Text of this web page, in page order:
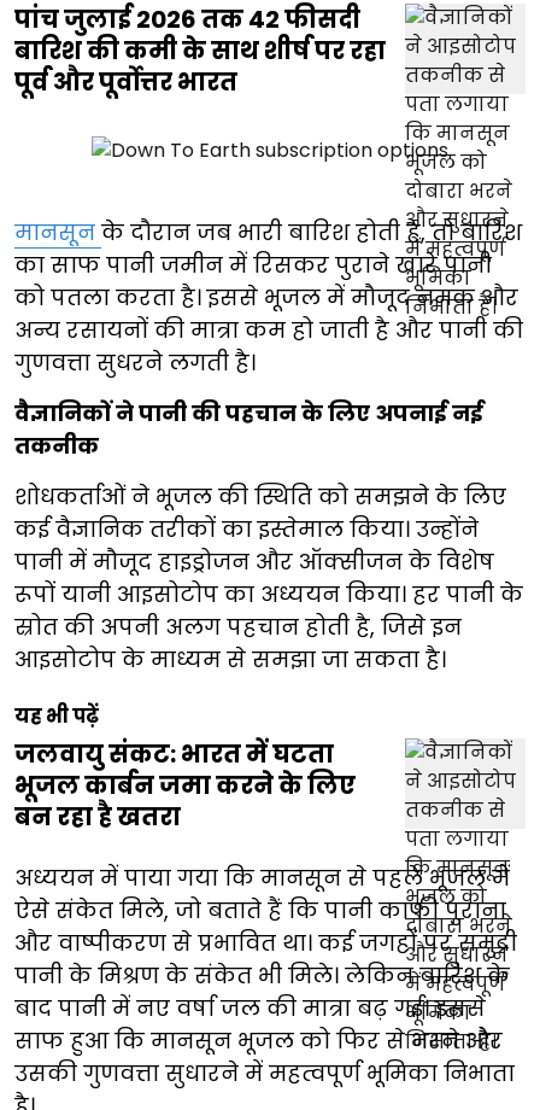
पांच जुलाई 2026 तक 42 फीसदी
बारिश की कमी के साथ शीर्ष पर रहा
पूर्व और पूर्वोत्तर भारत
मानसून के दौरान जब भारी बारिश होती है, तो बारिश
का साफ पानी जमीन में रिसकर पुराने खारे पानी
को पतला करता है। इससे भूजल में मौजूद नमक और
अन्य रसायनों की मात्रा कम हो जाती है और पानी की
गुणवत्ता सुधरने लगती है।
वैज्ञानिकों ने पानी की पहचान के लिए अपनाई नई
तकनीक
शोधकर्ताओं ने भूजल की स्थिति को समझने के लिए
कई वैज्ञानिक तरीकों का इस्तेमाल किया। उन्होंने
पानी में मौजूद हाइड्रोजन और ऑक्सीजन के विशेष
रूपों यानी आइसोटोप का अध्ययन किया। हर पानी के
स्रोत की अपनी अलग पहचान होती है, जिसे इन
आइसोटोप के माध्यम से समझा जा सकता है।
यह भी पढ़ें
जलवायु संकट: भारत में घटता
भूजल कार्बन जमा करने के लिए
बन रहा है खतरा
अध्ययन में पाया गया कि मानसून से पहले भूजल में
ऐसे संकेत मिले, जो बताते हैं कि पानी काफी पुराना
और वाष्पीकरण से प्रभावित था। कई जगहों पर समुद्री
पानी के मिश्रण के संकेत भी मिले। लेकिन बारिश के
बाद पानी में नए वर्षा जल की मात्रा बढ़ गई। इससे
साफ हुआ कि मानसून भूजल को फिर से भरने और
उसकी गुणवत्ता सुधारने में महत्वपूर्ण भूमिका निभाता